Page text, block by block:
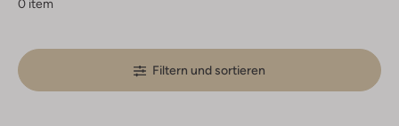
0 item
Filtern und sortieren